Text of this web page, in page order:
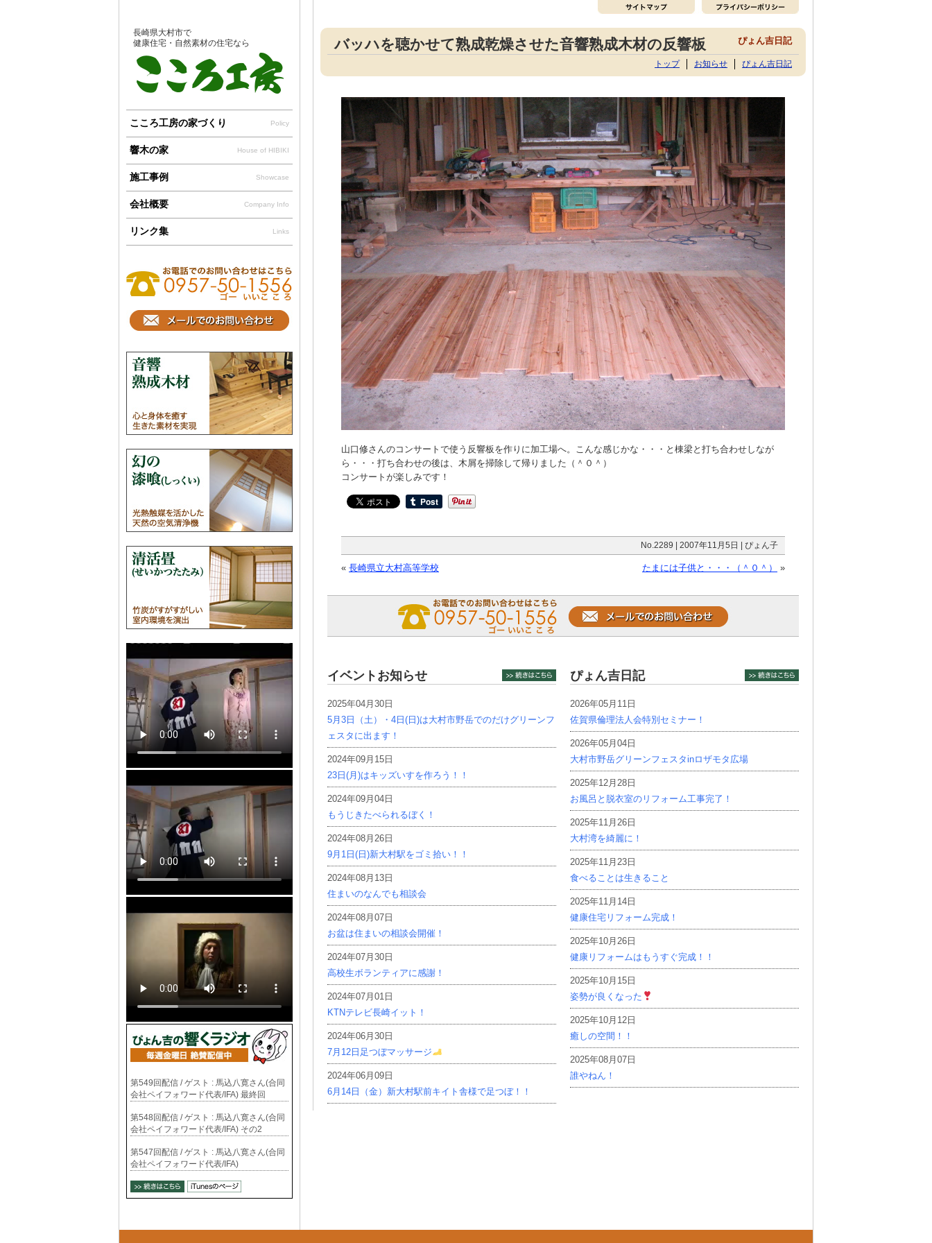
バッハを聴かせて熟成乾燥させた音響熟成木材の反響板 ぴょん吉日記
トップ お知らせ ぴょん吉日記
山口修さんのコンサートで使う反響板を作りに加工場へ。こんな感じかな・・・と棟梁と打ち合わせしなが
ら・・・打ち合わせの後は、木屑を掃除して帰りました（＾０＾）
コンサートが楽しみです！
No.2289 | 2007年11月5日 | ぴょん子
« 長崎県立大村高等学校 たまには子供と・・・（＾０＾） »
イベントお知らせ
2025年04月30日
5月3日（土）・4日(日)は大村市野岳でのだけグリーンフ
ェスタに出ます！
2024年09月15日
23日(月)はキッズいすを作ろう！！
2024年09月04日
もうじきたべられるぼく！
2024年08月26日
9月1日(日)新大村駅をゴミ拾い！！
2024年08月13日
住まいのなんでも相談会
2024年08月07日
お盆は住まいの相談会開催！
2024年07月30日
高校生ボランティアに感謝！
2024年07月01日
KTNテレビ長崎イット！
2024年06月30日
7月12日足つぼマッサージ
2024年06月09日
6月14日（金）新大村駅前キイト舎様で足つぼ！！
ぴょん吉日記
2026年05月11日
佐賀県倫理法人会特別セミナー！
2026年05月04日
大村市野岳グリーンフェスタinロザモタ広場
2025年12月28日
お風呂と脱衣室のリフォーム工事完了！
2025年11月26日
大村湾を綺麗に！
2025年11月23日
食べることは生きること
2025年11月14日
健康住宅リフォーム完成！
2025年10月26日
健康リフォームはもうすぐ完成！！
2025年10月15日
姿勢が良くなった
2025年10月12日
癒しの空間！！
2025年08月07日
誰やねん！
長崎県大村市で
健康住宅・自然素材の住宅なら
こころ工房の家づくり Policy
響木の家 House of HIBIKI
施工事例 Showcase
会社概要 Company Info
リンク集 Links
第549回配信 / ゲスト : 馬込八寛さん(合同
会社ペイフォワード代表/IFA) 最終回
第548回配信 / ゲスト : 馬込八寛さん(合同
会社ペイフォワード代表/IFA) その2
第547回配信 / ゲスト : 馬込八寛さん(合同
会社ペイフォワード代表/IFA)